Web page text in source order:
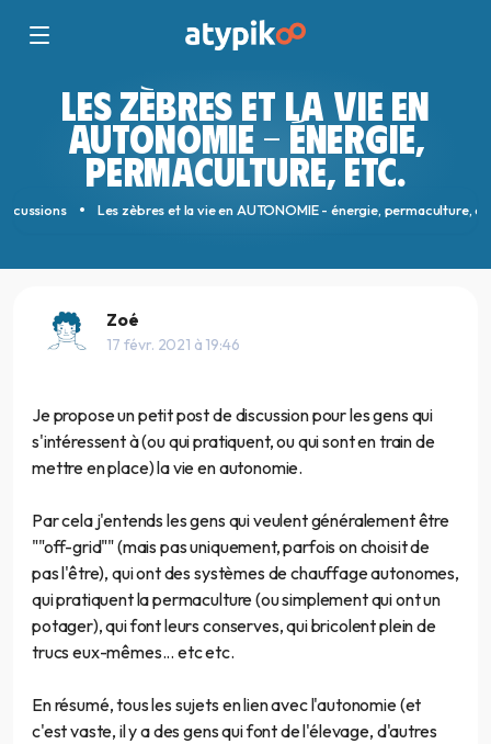
LES ZÈBRES ET LA VIE EN
AUTONOMIE - ÉNERGIE,
PERMACULTURE, ETC.
Les zèbres et la vie en AUTONOMIE - énergie, permaculture,
Zoé
17 févr. 2021 à 19:46
Je propose un petit post de discussion pour les gens qui
s'intéressent à (ou qui pratiquent, ou qui sont en train de
mettre en place) la vie en autonomie.
Par cela j'entends les gens qui veulent généralement être
""off-grid"" (mais pas uniquement, parfois on choisit de
pas l'être), qui ont des systèmes de chauffage autonomes,
qui pratiquent la permaculture (ou simplement qui ont un
potager), qui font leurs conserves, qui bricolent plein de
trucs eux-mêmes... etc etc.
En résumé, tous les sujets en lien avec l'autonomie (et
c'est vaste, il y a des gens qui font de l'élevage, d'autres